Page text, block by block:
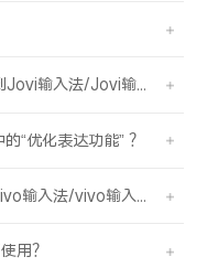
升级到OriginOS 5系统，为何找不到Jovi输入法/Jovi输入法Pro？
“优化表达功能” ？
用？